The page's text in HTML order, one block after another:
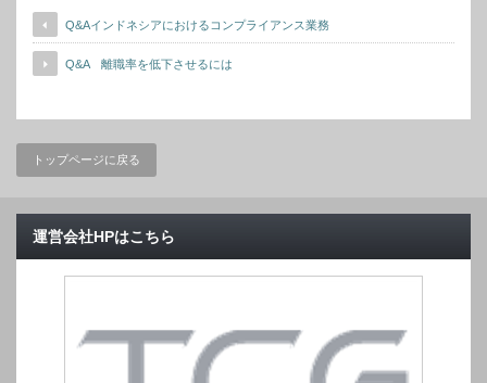
Q&Aインドネシアにおけるコンプライアンス業務
Q&A 離職率を低下させるには
トップページに戻る
運営会社HPはこちら